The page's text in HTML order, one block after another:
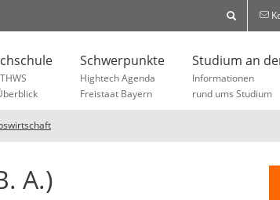
Schwerpunkte
Hightech Agenda
Freistaat Bayern
Studium an
Informationen
rund ums Studium
A.)